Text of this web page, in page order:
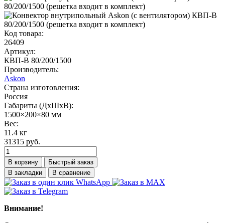
Код товара:
26409
Артикул:
КВП-В 80/200/1500
Производитель:
Askon
Страна изготовления:
Россия
Габариты (ДхШхВ):
1500×200×80 мм
Вес:
11.4 кг
31315 руб.
В корзину
Быстрый заказ
В закладки
В сравнение
Внимание!